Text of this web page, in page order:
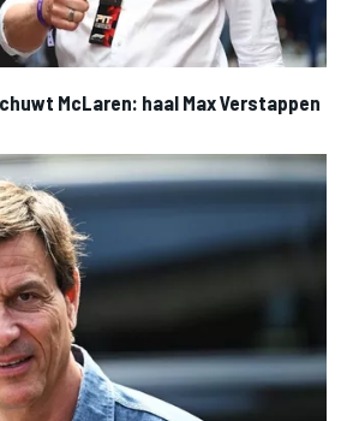
McLaren: haal Max Verstappen